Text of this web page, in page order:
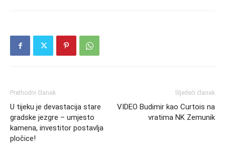
Prethodni članak
U tijeku je devastacija stare
gradske jezgre – umjesto
kamena, investitor postavlja
pločice!
Sljedeći članak
VIDEO Budimir kao Curtois na
vratima NK Zemunik